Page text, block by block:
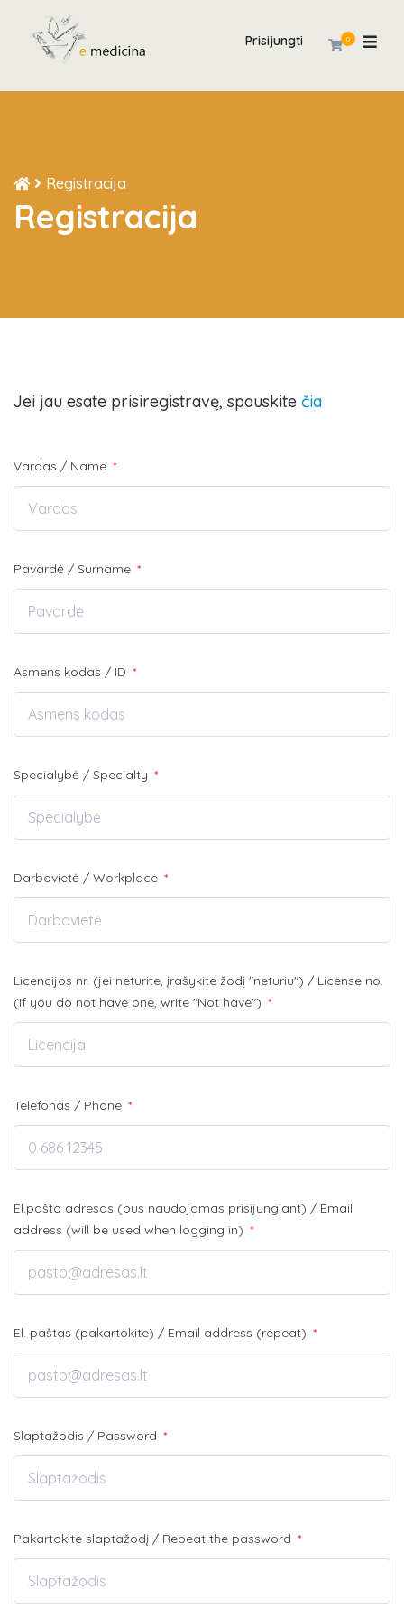
0
Prisijungti
Registracija
Registracija
Jei jau esate prisiregistravę, spauskite čia
Vardas / Name *
Pavardė / Surname *
Asmens kodas / ID *
Specialybė / Specialty *
Darbovietė / Workplace *
Licencijos nr. (jei neturite, įrašykite žodį "neturiu") / License no.
(if you do not have one, write "Not have") *
Telefonas / Phone *
El.pašto adresas (bus naudojamas prisijungiant) / Email
address (will be used when logging in) *
El. paštas (pakartokite) / Email address (repeat) *
Slaptažodis / Password *
Pakartokite slaptažodį / Repeat the password *